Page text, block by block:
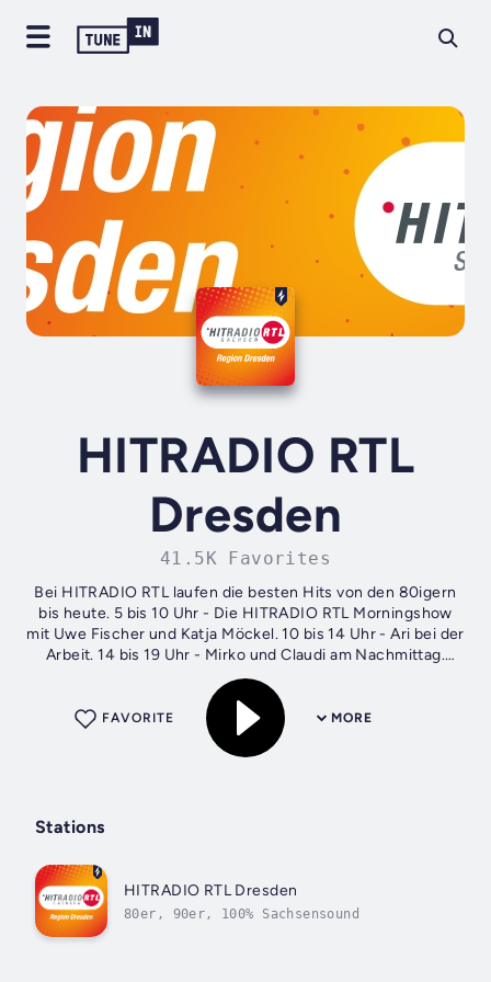
HITRADIO RTL
Dresden
41.5K Favorites
Bei HITRADIO RTL laufen die besten Hits von den 80igern
bis heute. 5 bis 10 Uhr - Die HITRADIO RTL Morningshow
mit Uwe Fischer und Katja Möckel. 10 bis 14 Uhr - Ari bei der
Arbeit. 14 bis 19 Uhr - Mirko und Claudi am Nachmittag.
Freitag bis Sonntag...
MORE
FAVORITE
Stations
HITRADIO RTL Dresden
80er, 90er, 100% Sachsensound